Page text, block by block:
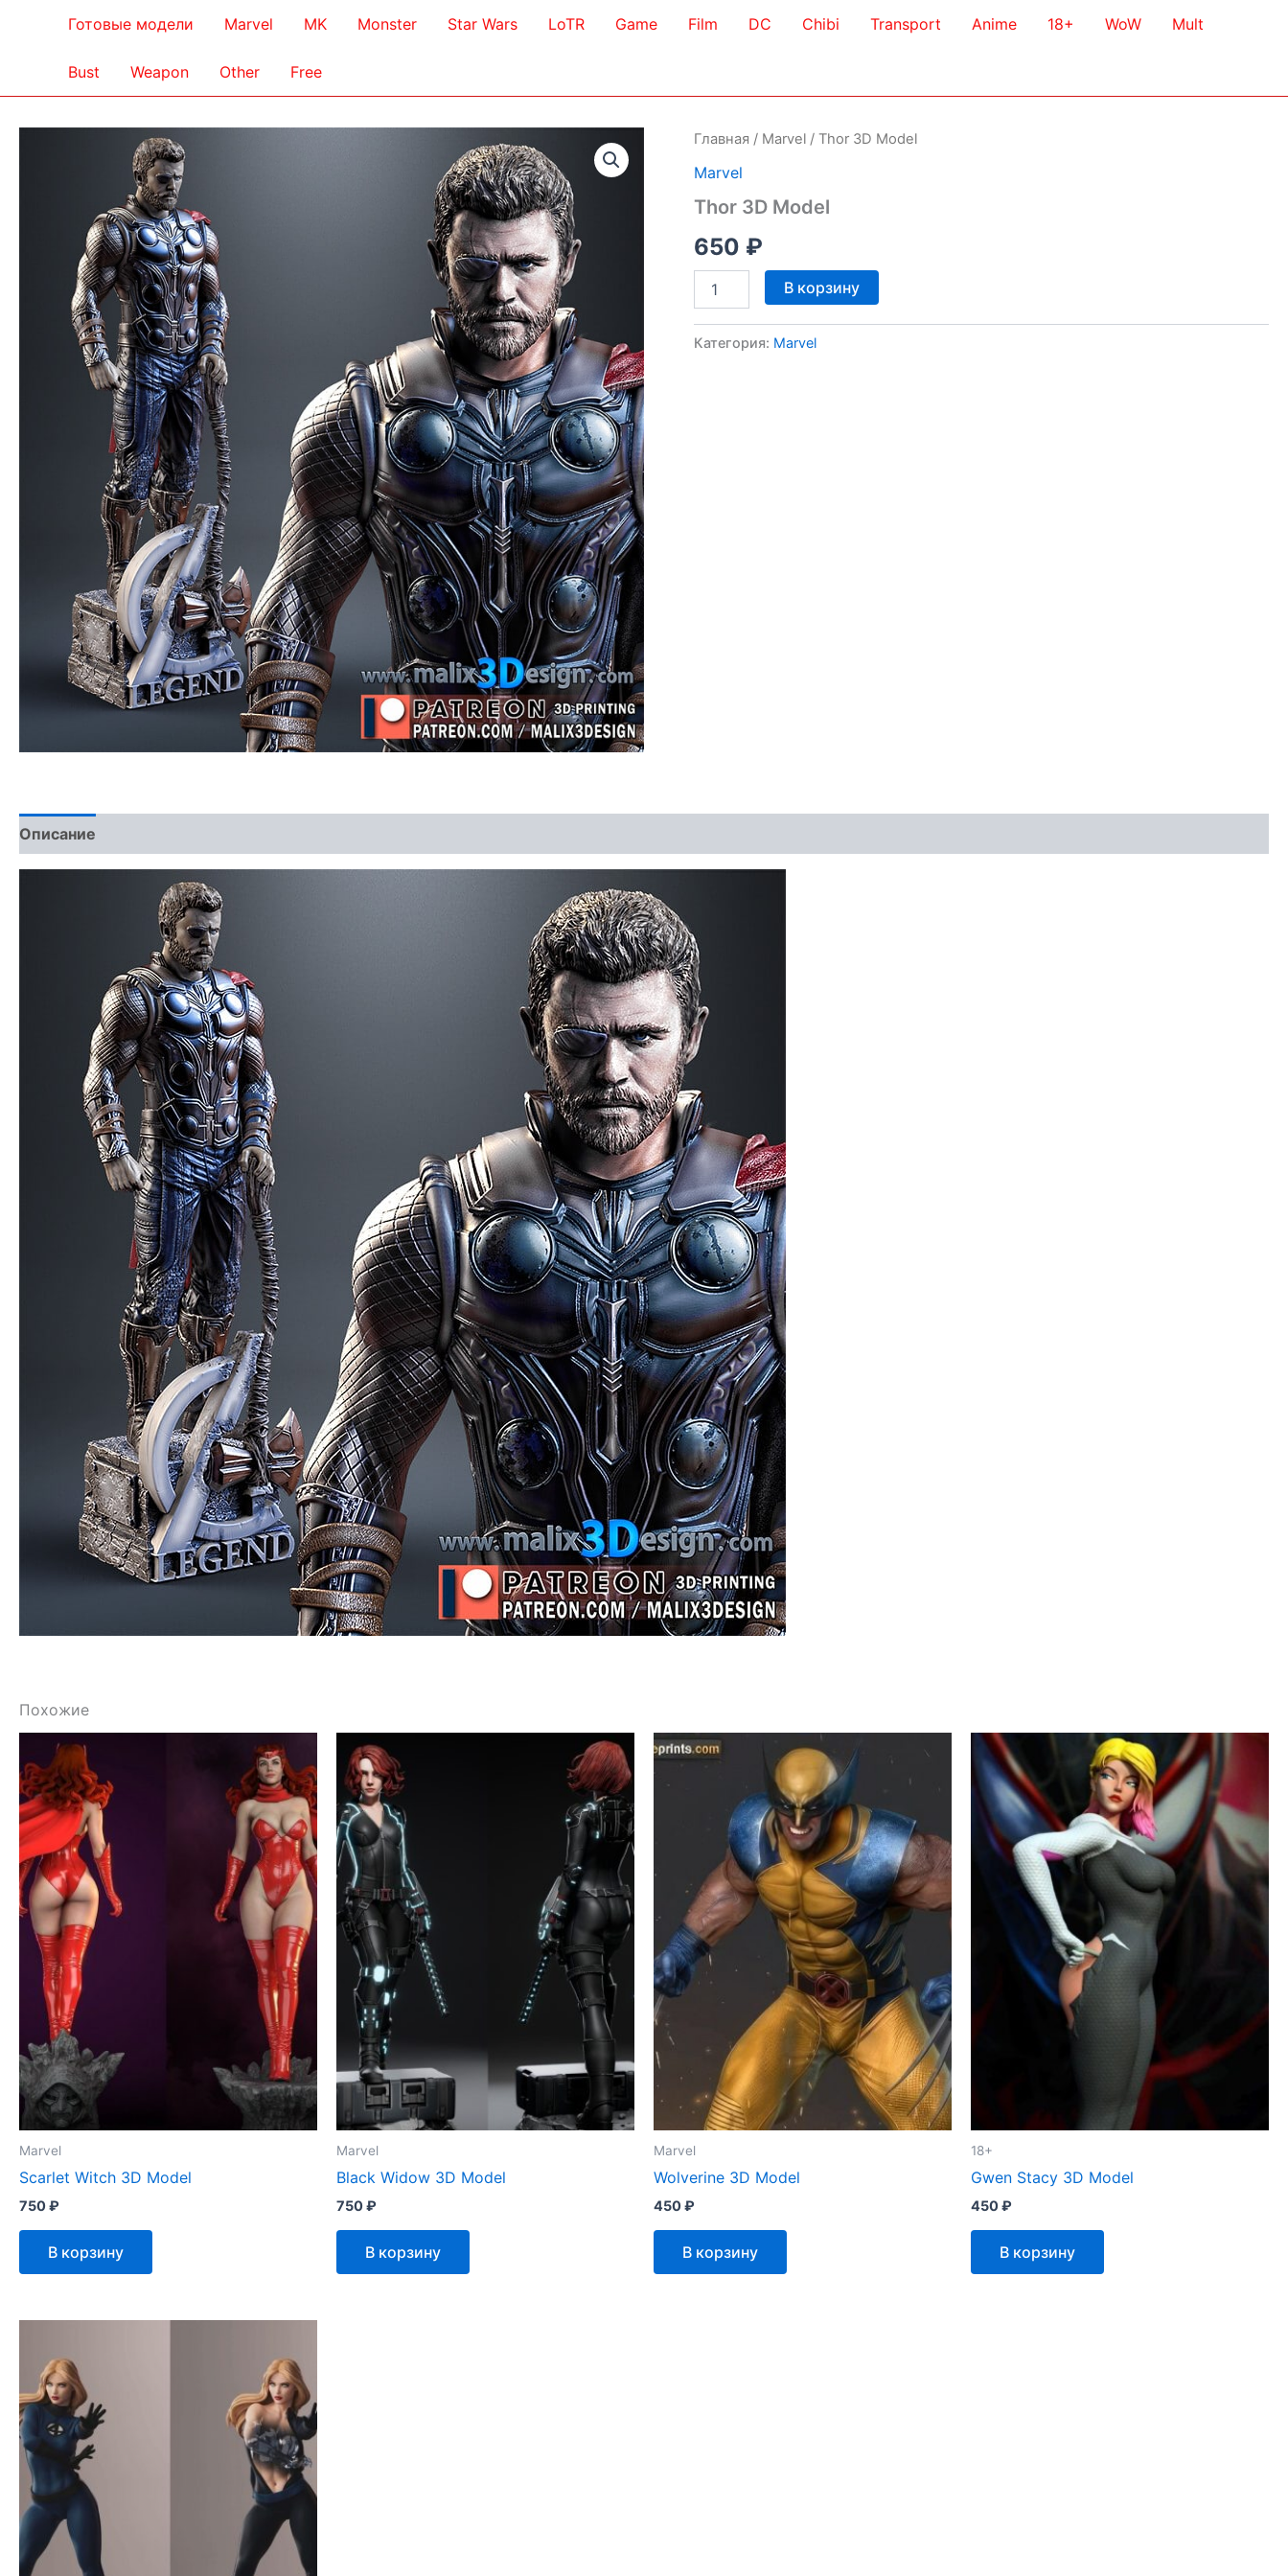
Готовые модели Marvel MK Monster Star Wars LoTR Game Film DC Chibi Transport Anime 18+ WoW Mult
Bust Weapon Other Free
Главная / Marvel / Thor 3D Model
Marvel
Thor 3D Model
650 ₽
Количество
товара
3D
В корзину
Категория: Marvel
Описание
Похожие
Marvel
Scarlet Witch 3D Model
750₽
В корзину
Marvel
Black Widow 3D Model
750₽
В корзину
Marvel
Wolverine 3D Model
450₽
В корзину
18+
Gwen Stacy 3D Model
450₽
В корзину